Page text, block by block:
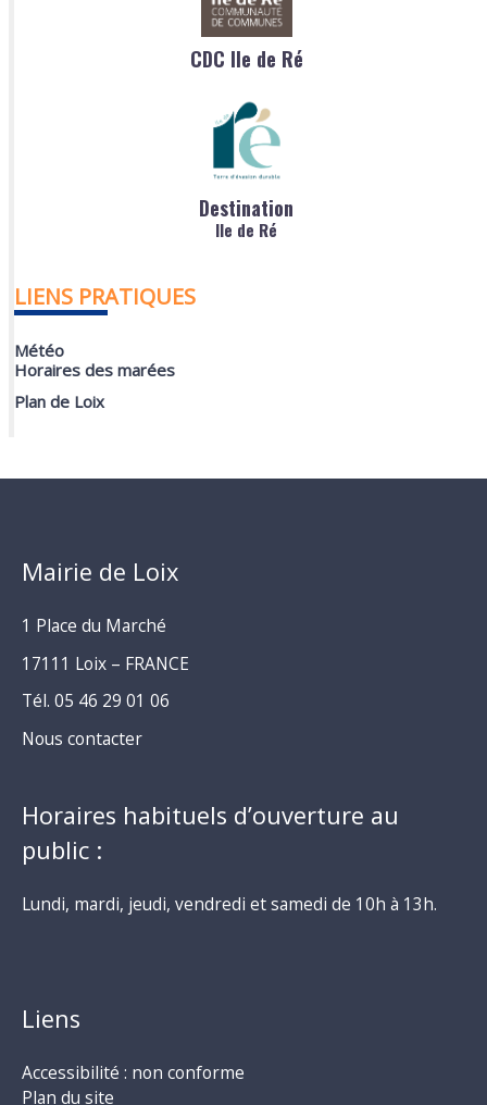
CDC Ile de Ré
Destination
Ile de Ré
LIENS PRATIQUES
Météo
Horaires des marées
Plan de Loix
Mairie de Loix
1 Place du Marché
17111 Loix – FRANCE
Tél. 05 46 29 01 06
Nous contacter
Horaires habituels d’ouverture au
public :
Lundi, mardi, jeudi, vendredi et samedi de 10h à 13h.
Liens
Accessibilité : non conforme
Plan du site